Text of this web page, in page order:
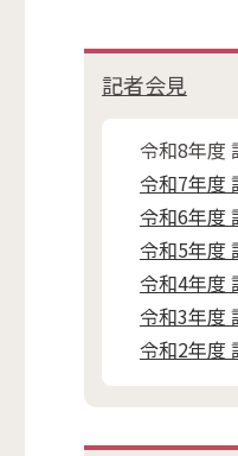
記者会見
令和8年度
令和7年度
令和6年度
令和5年度
令和4年度
令和3年度
令和2年度